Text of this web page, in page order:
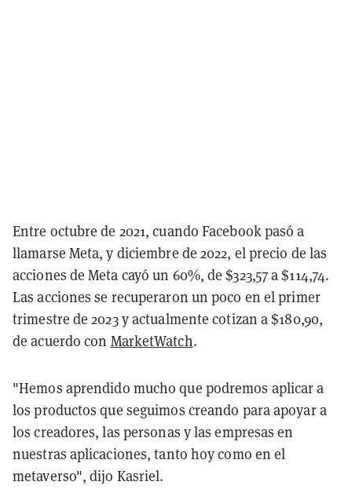
Entre octubre de 2021, cuando Facebook pasó a
llamarse Meta, y diciembre de 2022, el precio de las
acciones de Meta cayó un 60%, de $323,57 a $114,74.
Las acciones se recuperaron un poco en el primer
trimestre de 2023 y actualmente cotizan a $180,90,
de acuerdo con MarketWatch.
"Hemos aprendido mucho que podremos aplicar a
los productos que seguimos creando para apoyar a
los creadores, las personas y las empresas en
nuestras aplicaciones, tanto hoy como en el
metaverso", dijo Kasriel.